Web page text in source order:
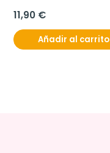
11,90 €
Añadir al carrito